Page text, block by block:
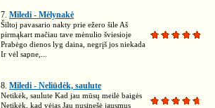
7. Miledi - Mėlynakė
Šiltoj pavasario nakty prie ežero šile Aš
pirmąkart mačiau tave mėnulio šviesioje
Prabėgo dienos lyg daina, negrįš jos niekada
Ir vėl sapne,...
8. Miledi - Neliūdėk, saulute
Netikėk, saulute Kad jau mūsų meilė baigės
Netikėk, kad vėjas Jau nusinešė jausmus